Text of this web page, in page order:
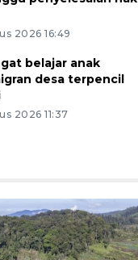
2026 16:49
belajar anak
desa terpencil
2026 11:37